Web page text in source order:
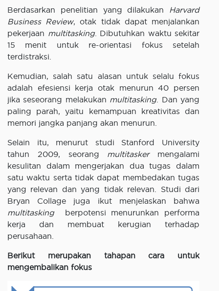
Berdasarkan penelitian yang dilakukan
Harvard
Business Review, otak tidak dapat menjalankan
pekerjaan multitasking. Dibutuhkan waktu sekitar
15 menit untuk re-orientasi fokus setelah
terdistraksi.
Kemudian, salah satu alasan untuk selalu fokus
adalah efesiensi kerja otak menurun 40 persen
jika seseorang melakukan multitasking. Dan yang
paling parah, yaitu kemampuan kreativitas dan
memori jangka panjang akan menurun.
Selain itu, menurut studi Stanford University
tahun 2009, seorang multitaskermengalami
kesulitan dalam mengerjakan dua tugas dalam
satu waktu serta tidak dapat membedakan tugas
yang relevan dan yang tidak relevan. Studi dari
Bryan Collage juga ikut menjelaskan bahwa
multitaskingberpotensi menurunkan performa
kerja dan membuat kerugian terhadap
perusahaan.
Berikut merupakan tahapan cara untuk
mengembalikan fokus